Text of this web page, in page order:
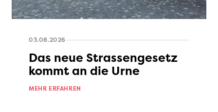
03.08.2026
Das neue Strassengesetz
kommt an die Urne
MEHR ERFAHREN